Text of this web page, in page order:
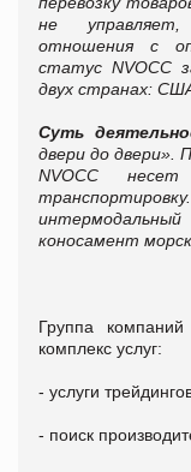
не управляет,
отношения с
статус NVOCC
двух странах:
Суть
двери до двери».
NVOCC
коносамент
Группа
комплекс услуг:
- услуги
- поиск